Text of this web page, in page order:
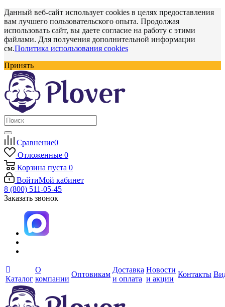
Данный веб-сайт использует cookies в целях предоставления
вам лучшего пользовательского опыта. Продолжая
использовать сайт, вы даете согласие на работу с этими
файлами. Для получения дополнительной информации
см.Политика использования cookies
Принять
Сравнение0
Отложенные 0
Корзина пуста 0
ВойтиМой кабинет
8 (800) 511-05-45
Заказать звонок
Каталог
О
компании
Оптовикам
Доставка
и оплата
Новости
и акции
Контакты